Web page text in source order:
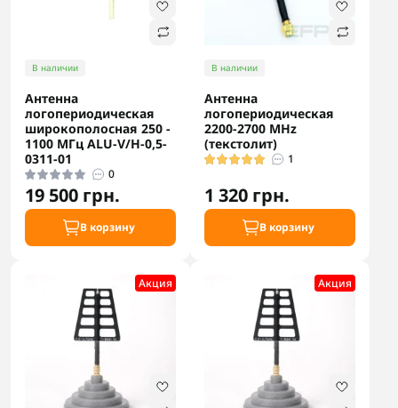
В наличии
Антенна
логопериодическая
широкополосная 250 -
1100 МГц ALU-V/H-0,5-
0311-01
0
19 500 грн.
В корзину
В наличии
Антенна
логопериодическая
2200-2700 MHz
(текстолит)
1
1 320 грн.
В корзину
Акция Акция